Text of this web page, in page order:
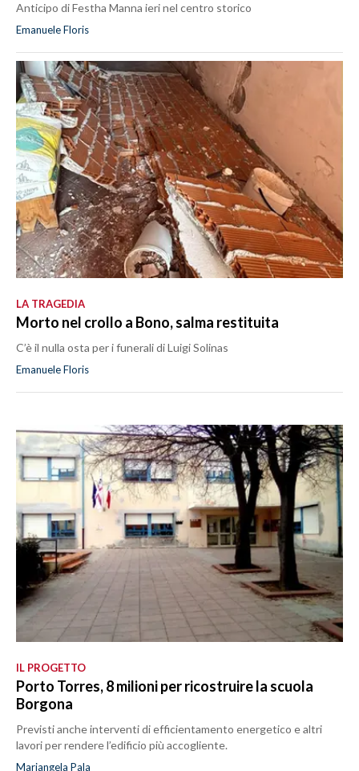
Anticipo di Festha Manna ieri nel centro storico
Emanuele Floris
LA TRAGEDIA
Morto nel crollo a Bono, salma restituita
C’è il nulla osta per i funerali di Luigi Solinas
Emanuele Floris
IL PROGETTO
Porto Torres, 8 milioni per ricostruire la scuola
Borgona
Previsti anche interventi di efficientamento energetico e altri
lavori per rendere l’edificio più accogliente.
Mariangela Pala